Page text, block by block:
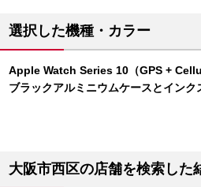
選択した機種・カラー
Apple Watch Series 10（GPS +
ブラックアルミニウムケースとインク
大阪市西区の店舗を検索した